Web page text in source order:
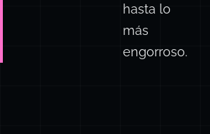
hasta lo
más
engorroso.